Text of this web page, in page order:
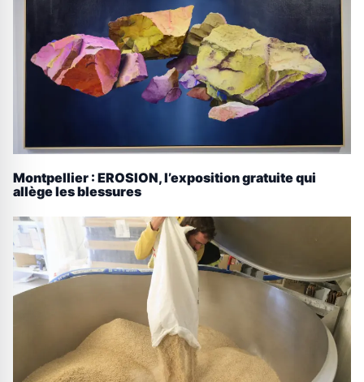
Montpellier : EROSION, l’exposition gratuite qui
allège les blessures